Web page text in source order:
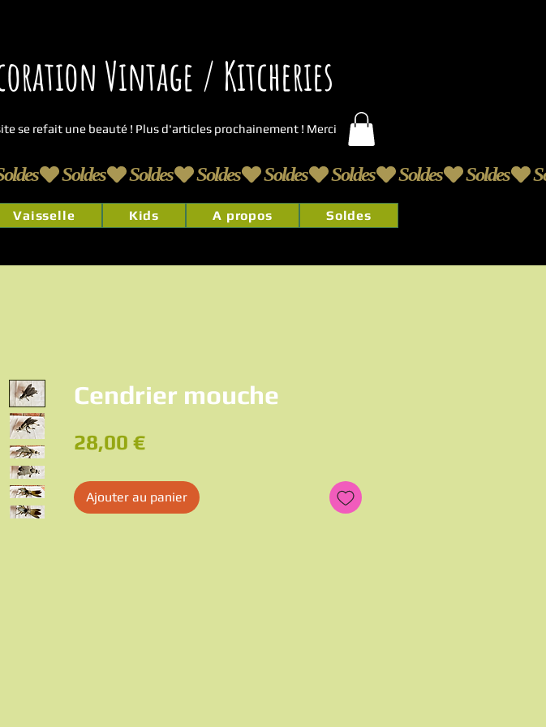
Vintage / Kitcheries
se refait une beauté ! Plus d'articles prochainement ! Merci
Vaisselle Kids A propos Soldes
Cendrier mouche
28,00 €Prix
Ajouter au panier